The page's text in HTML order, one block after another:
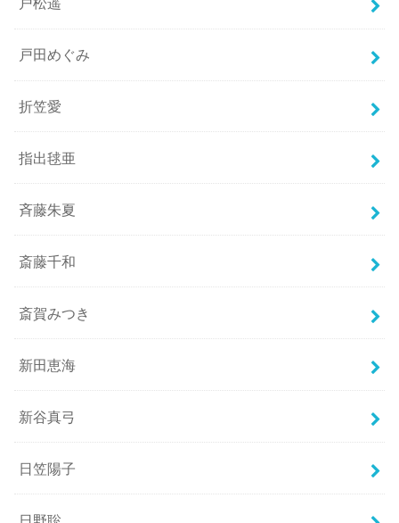
戸田めぐみ
折笠愛
指出毬亜
斉藤朱夏
斎藤千和
斎賀みつき
新田恵海
新谷真弓
日笠陽子